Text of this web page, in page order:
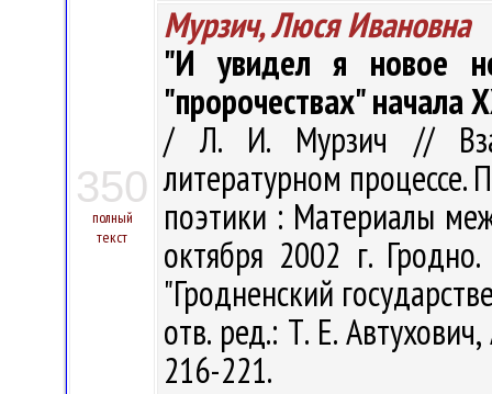
350
полный
текст
Мурзич, Люся Ивановна
"И увидел я новое
"пророчествах" начала
/ Л. И. Мурзич //
литературном процессе.
поэтики : Материалы
октября 2002 г.
"Гродненский
отв. ред.: Т. Е.
216-221.